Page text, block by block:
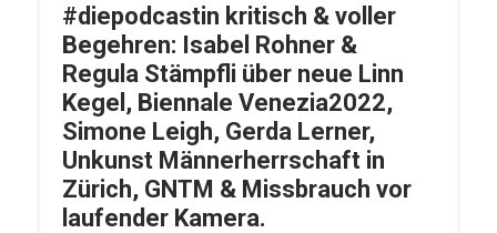
#diepodcastin kritisch & voller
Begehren: Isabel Rohner &
Regula Stämpfli über neue Linn
Kegel, Biennale Venezia2022,
Simone Leigh, Gerda Lerner,
Unkunst Männerherrschaft in
Zürich, GNTM & Missbrauch vor
laufender Kamera.